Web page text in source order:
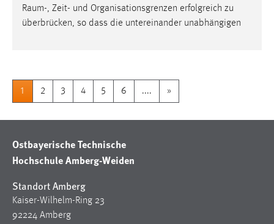
Raum-, Zeit- und Organisationsgrenzen erfolgreich zu
überbrücken, so dass die untereinander unabhängigen
1 2 3 4 5 6 .... »
Ostbayerische Technische
Hochschule Amberg-Weiden
Standort Amberg
Kaiser-Wilhelm-Ring 23
92224 Amberg